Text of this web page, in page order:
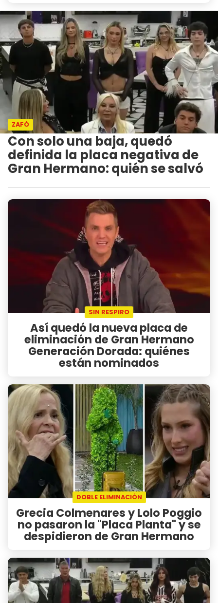
ZAFÓ
Con solo una baja, quedó
definida la placa negativa de
Gran Hermano: quién se salvó
SIN RESPIRO
Así quedó la nueva placa de
eliminación de Gran Hermano
Generación Dorada: quiénes
están nominados
DOBLE ELIMINACIÓN
Grecia Colmenares y Lolo Poggio
no pasaron la "Placa Planta" y se
despidieron de Gran Hermano